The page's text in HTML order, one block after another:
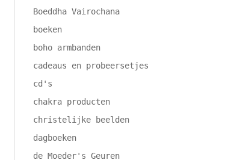
Boeddha Vairochana
boeken
boho armbanden
cadeaus en probeersetjes
cd's
chakra producten
christelijke beelden
dagboeken
de Moeder's Geuren